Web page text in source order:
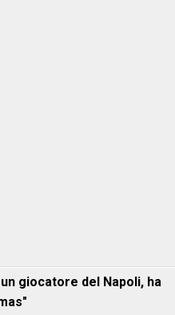
giocatore del Napoli, ha